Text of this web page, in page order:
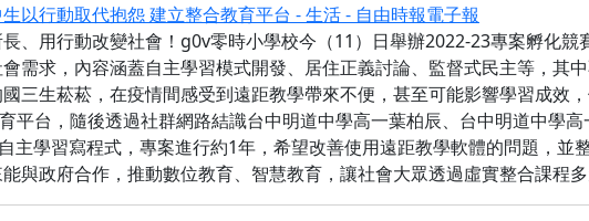
以行動取代抱怨 建立整合教育平台 - 生活 - 自由時報電子報
、用行動改變社會！g0v零時小學校今（11）日舉辦2022-23專案孵化
需求，內容涵蓋自主學習模式開發、居住正義討論、監督式民主等，其
三生菘菘，在疫情間感受到遠距教學帶來不便，甚至可能影響學習成效
平台，隨後透過社群網路結識台中明道中學高一葉柏辰、台中明道中學
主學習寫程式，專案進行約1年，希望改善使用遠距教學軟體的問題，並
與政府合作，推動數位教育、智慧教育，讓社會大眾透過虛實整合課程多